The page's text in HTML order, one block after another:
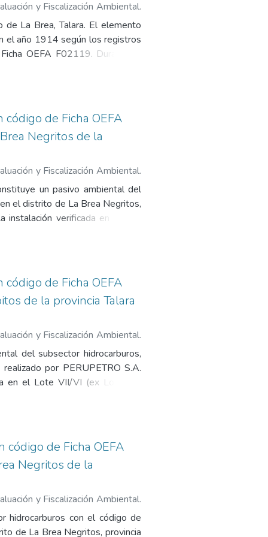
de identificación de Pasivos
y Fiscalización Ambiental.
Ambientales del Subsector
La Brea, Talara. El elemento
el año 1914 según los registros
OEFA F02119. Durante la
mal abandonado, con un
F2 y F3 que superan los
seguridad y ambiente se
para la identificación de pasivo
de Monitoreo de Suelo,
PERUPETRO), 7. Ficha de
de Ficha OEFA
Negritos de la
y Fiscalización Ambiental.
Ambientales del Subsector
un pasivo ambiental del
el distrito de La Brea Negritos,
verificada en campo
abierto a la intemperie, lo
agrícola. Históricamente, el
con abandono temporal (ATA)
de abandono técnico definitivo
la salud, la seguridad de la
fotográfico, 2. Ficha para la
geográfica, 4. Reporte
de Emisiones Gaseosas
de identificación de Pasivos
de Ficha OEFA
de la provincia Talara
y Fiscalización Ambiental.
Ambientales del Subsector
del subsector hidrocarburos,
por PERUPETRO S.A.
el Lote VII/VI (ex Lote VI),
evaluación técnica determinó
numeración del pozo soldada.
los análisis de laboratorio
para suelo de uso agrícola.
de pasivos ambientales en el
de suelo, 5. Informe de
7. Ficha de Identificación de
de Ficha OEFA
Negritos de la
y Fiscalización Ambiental.
Ambientales del Subsector
hidrocarburos con el código de
de La Brea Negritos, provincia